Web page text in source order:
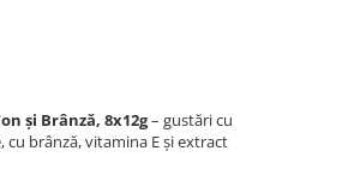
și Brânză, 8x12g– gustări cu
brânză, vitamina E și extract